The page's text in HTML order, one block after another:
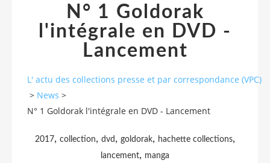
N° 1 Goldorak
l'intégrale en DVD -
Lancement
L' actu des collections presse et par correspondance (VPC)
> News >
N° 1 Goldorak l'intégrale en DVD - Lancement
2017, collection, dvd , goldorak, hachette collections,
lancement, manga